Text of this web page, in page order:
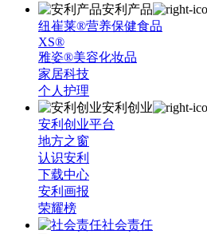
安利产品
纽崔莱®营养保健食品
XS®
雅姿®美容化妆品
家居科技
个人护理
安利创业
安利创业平台
地方之窗
认识安利
下载中心
安利画报
荣耀榜
社会责任